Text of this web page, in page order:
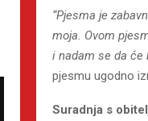
“Pjesma je
moja. Ovom
i nadam se da će
pjesmu ugodno
Suradnja s